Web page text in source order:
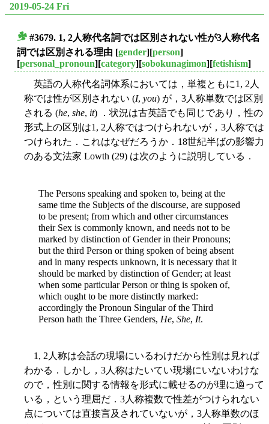
2019-05-24 Fri
#3679. 1, 2人称代名詞では区別されない性が3人称代名
詞では区別される理由 [gender][person]
[personal_pronoun][category][sobokunagimon][fetishism]
英語の人称代名詞体系においては，単複ともに1, 2人
称では性が区別されない (I, you) が，3人称単数では区別
される (he, she, it) ．状況は古英語でも同じであり，性の
形式上の区別は1, 2人称ではつけられないが，3人称では
つけられた．これはなぜだろうか．18世紀半ばの影響力
のある文法家 Lowth (29) は次のように説明している．
The Persons speaking and spoken to, being at the
same time the Subjects of the discourse, are supposed
to be present; from which and other circumstances
their Sex is commonly known, and needs not to be
marked by distinction of Gender in their Pronouns;
but the third Person or thing spoken of being absent
and in many respects unknown, it is necessary that it
should be marked by distinction of Gender; at least
when some particular Person or thing is spoken of,
which ought to be more distinctly marked:
accordingly the Pronoun Singular of the Third
Person hath the Three Genders, He, She, It.
1, 2人称は会話の現場にいるわけだから性別は見れば
わかる．しかし，3人称はたいてい現場にいないわけな
ので，性別に関する情報を形式に載せるのが理に適って
いる，という理屈だ．3人称複数で性差がつけられない
点については直接言及されていないが，3人称単数のほ